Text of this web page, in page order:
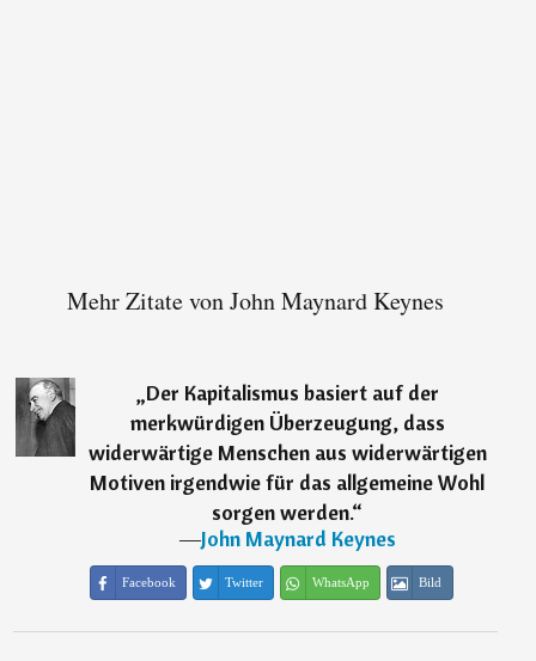
Mehr Zitate von John Maynard Keynes
„Der Kapitalismus basiert auf der
merkwürdigen Überzeugung, dass
widerwärtige Menschen aus widerwärtigen
Motiven irgendwie für das allgemeine Wohl
sorgen werden.“
―John Maynard Keynes
Facebook Twitter WhatsApp Bild